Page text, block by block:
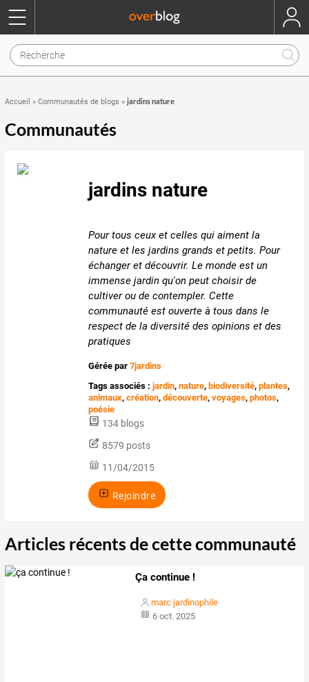
Accueil » Communautés de blogs » jardins nature
Communautés
jardins nature
Pour tous ceux et celles qui aiment la
nature et les jardins grands et petits. Pour
échanger et découvrir. Le monde est un
immense jardin qu'on peut choisir de
cultiver ou de contempler. Cette
communauté est ouverte à tous dans le
respect de la diversité des opinions et des
pratiques
Gérée par7jardins
Tags associés : jardin,nature, biodiversité,plantes,
animaux,création,découverte,voyages,photos,
poésie
134 blogs
8579 posts
11/04/2015
Rejoindre
Articles récents de cette communauté
Ça continue !
marc jardinophile
6 oct. 2025